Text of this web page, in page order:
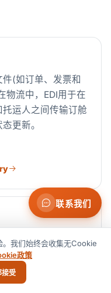
(如订单、发票和
物流中，EDI用于在
运人之间传输订舱
更新。
、机场或交货地点
天气或路线变更而
联系我们
我们始终会收集无Cookie
政策
接受